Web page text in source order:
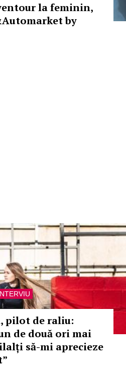
la feminin,
by
pilot de raliu:
de două ori mai
să-mi aprecieze